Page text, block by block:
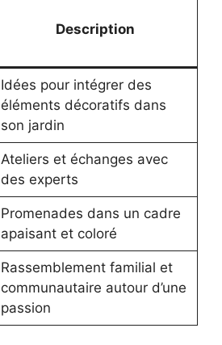
Description
Idées pour intégrer des
éléments décoratifs dans
son jardin
Ateliers et échanges avec
des experts
Promenades dans un cadre
apaisant et coloré
Rassemblement familial et
communautaire autour d’une
passion